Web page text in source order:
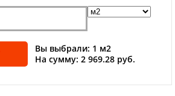
Вы выбрали: 1 м2
На сумму: 2 969.28 руб.